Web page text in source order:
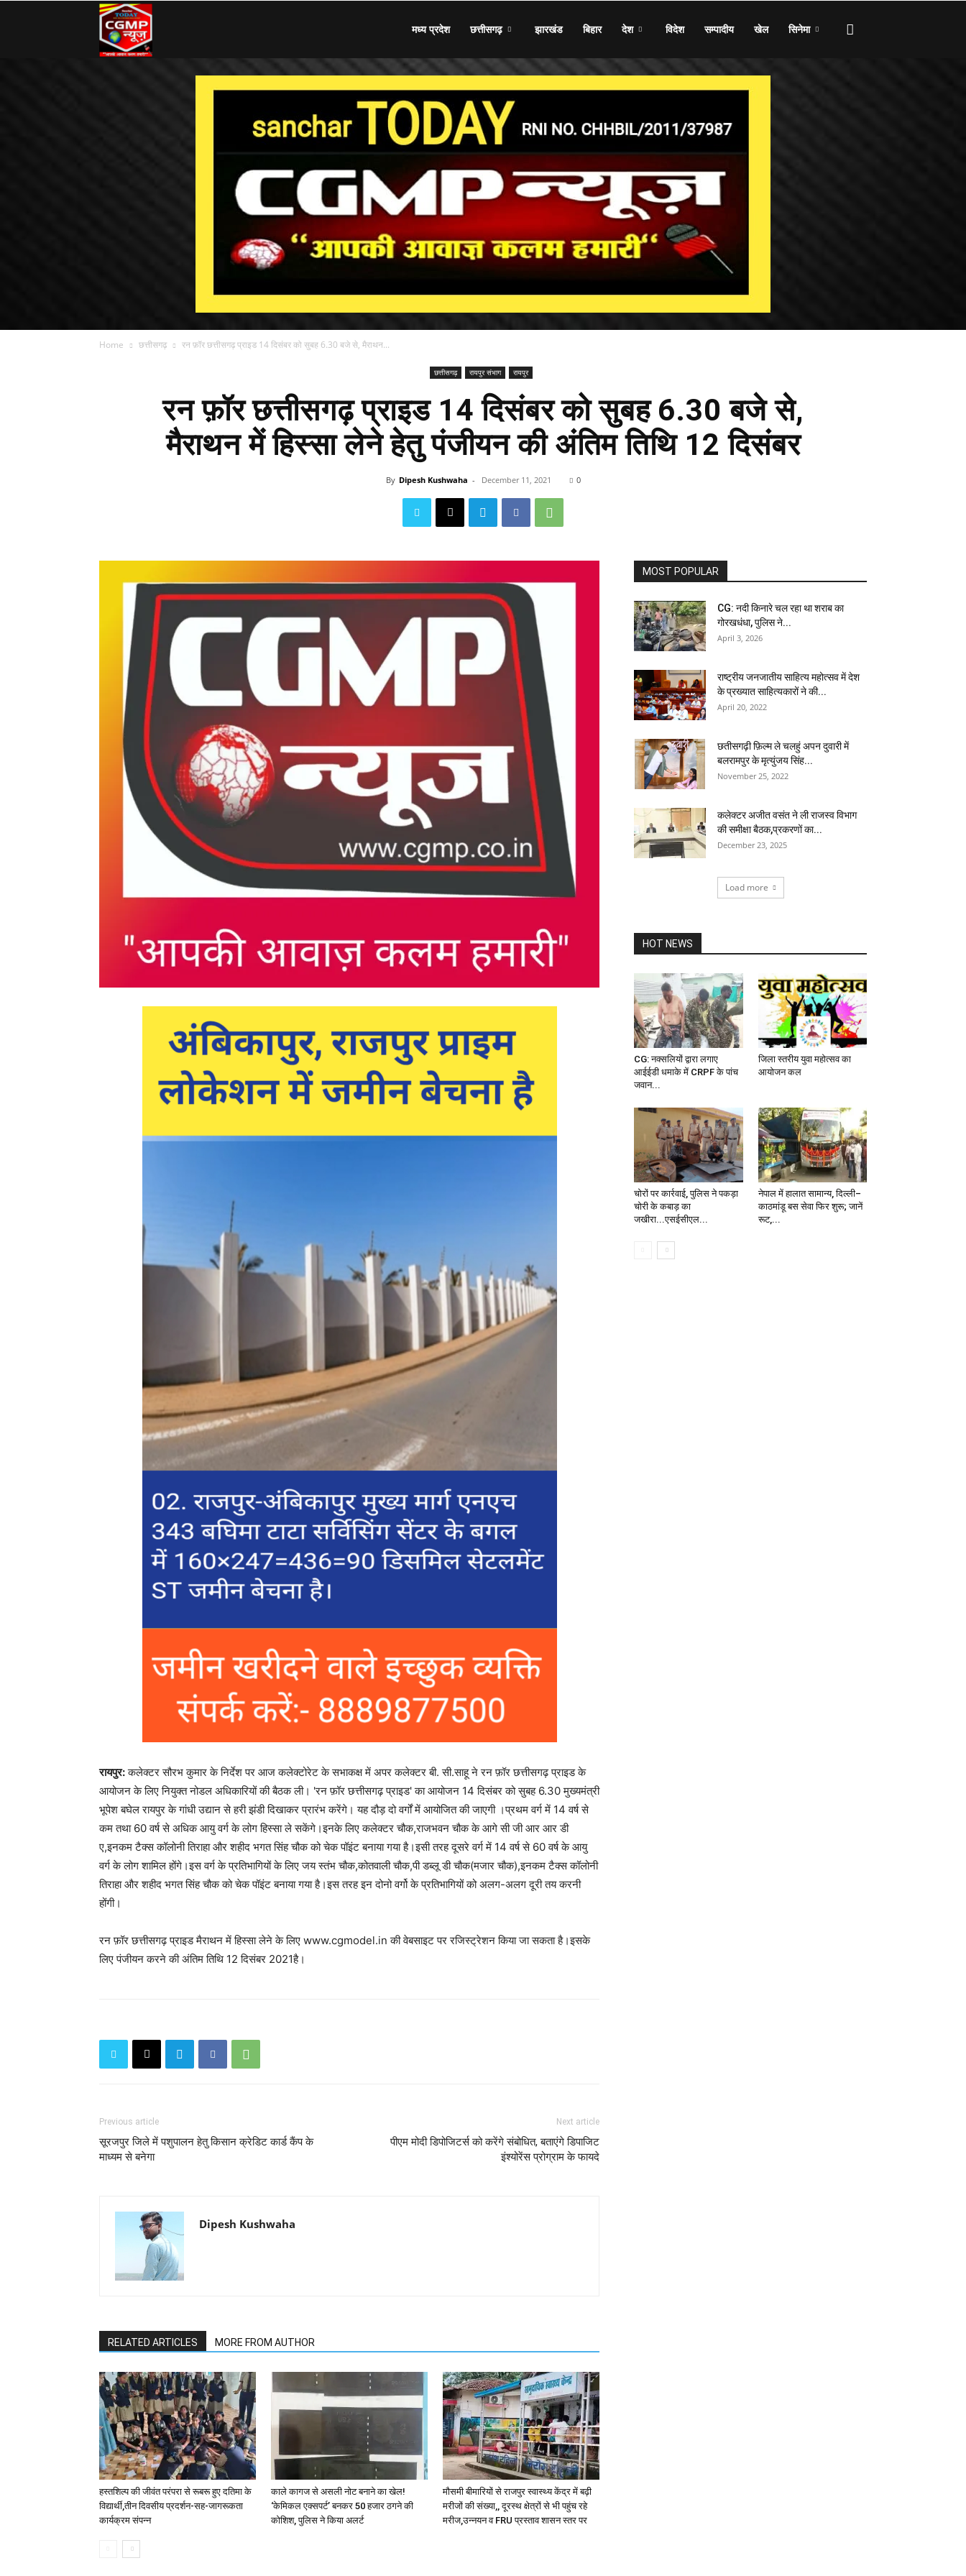
मध्य प्रदेश छत्तीसगढ़ झारखंड बिहार देश विदेश सम्पादीय खेल सिनेमा
Home छत्तीसगढ़ रन फ़ॉर छत्तीसगढ़ प्राइड 14 दिसंबर को सुबह 6.30 बजे से, मैराथन...
छत्तीसगढ़ रायपुर संभाग रायपुर
रन फ़ॉर छत्तीसगढ़ प्राइड 14 दिसंबर को सुबह 6.30 बजे से,
मैराथन में हिस्सा लेने हेतु पंजीयन की अंतिम तिथि 12 दिसंबर
By Dipesh Kushwaha - December 11, 2021 0
रायपुर:कलेक्टर सौरभ कुमार के निर्देश पर आज कलेक्टोरेट के सभाकक्ष में अपर कलेक्टर बी. सी.साहू ने रन फ़ॉर छत्तीसगढ़ प्राइड के
आयोजन के लिए नियुक्त नोडल अधिकारियों की बैठक ली। 'रन फ़ॉर छत्तीसगढ़ प्राइड' का आयोजन 14 दिसंबर को सुबह 6.30 मुख्यमंत्री
भूपेश बघेल रायपुर के गांधी उद्यान से हरी झंडी दिखाकर प्रारंभ करेंगे। यह दौड़ दो वर्गों में आयोजित की जाएगी ।प्रथम वर्ग में 14 वर्ष से
कम तथा 60 वर्ष से अधिक आयु वर्ग के लोग हिस्सा ले सकेंगे।इनके लिए कलेक्टर चौक,राजभवन चौक के आगे सी जी आर आर डी
ए,इनकम टैक्स कॉलोनी तिराहा और शहीद भगत सिंह चौक को चेक पॉइंट बनाया गया है।इसी तरह दूसरे वर्ग में 14 वर्ष से 60 वर्ष के आयु
वर्ग के लोग शामिल होंगे।इस वर्ग के प्रतिभागियों के लिए जय स्तंभ चौक,कोतवाली चौक,पी डब्लू डी चौक(मजार चौक),इनकम टैक्स कॉलोनी
तिराहा और शहीद भगत सिंह चौक को चेक पॉइंट बनाया गया है।इस तरह इन दोनो वर्गो के प्रतिभागियों को अलग-अलग दूरी तय करनी
होंगी।
रन फ़ॉर छत्तीसगढ़ प्राइड मैराथन में हिस्सा लेने के लिए www.cgmodel.in की वेबसाइट पर रजिस्ट्रेशन किया जा सकता है।इसके
लिए पंजीयन करने की अंतिम तिथि 12 दिसंबर 2021है।
Previous article
सूरजपुर जिले में पशुपालन हेतु किसान क्रेडिट कार्ड कैंप के
माध्यम से बनेगा
Next article
पीएम मोदी डिपोजिटर्स को करेंगे संबोधित, बताएंगे डिपाजिट
इंश्योरेंस प्रोग्राम के फायदे
Dipesh Kushwaha
RELATED ARTICLES MORE FROM AUTHOR
हस्तशिल्प की जीवंत परंपरा से रूबरू हुए दतिमा के
विद्यार्थी,तीन दिवसीय प्रदर्शन-सह-जागरूकता
कार्यक्रम संपन्न
काले कागज से असली नोट बनाने का खेल!
‘केमिकल एक्सपर्ट’ बनकर 50 हजार ठगने की
कोशिश, पुलिस ने किया अलर्ट
मौसमी बीमारियों से राजपुर स्वास्थ्य केंद्र में बढ़ी
मरीजों की संख्या,, दूरस्थ क्षेत्रों से भी पहुंच रहे
मरीज,उन्नयन व FRU प्रस्ताव शासन स्तर पर
MOST POPULAR
CG: नदी किनारे चल रहा था शराब का
गोरखधंधा, पुलिस ने...
April 3, 2026
राष्ट्रीय जनजातीय साहित्य महोत्सव में देश
के प्रख्यात साहित्यकारों ने की...
April 20, 2022
छतीसगढ़ी फ़िल्म ले चलहुं अपन दुवारी में
बलरामपुर के मृत्युंजय सिंह...
November 25, 2022
कलेक्टर अजीत वसंत ने ली राजस्व विभाग
की समीक्षा बैठक,प्रकरणों का...
December 23, 2025
Load more
HOT NEWS
CG: नक्सलियों द्वारा लगाए
आईईडी धमाके में CRPF के पांच
जवान...
जिला स्तरीय युवा महोत्सव का
आयोजन कल
चोरों पर कार्रवाई, पुलिस ने पकड़ा
चोरी के कबाड़ का
जखीरा...एसईसीएल...
नेपाल में हालात सामान्य, दिल्ली–
काठमांडू बस सेवा फिर शुरू; जानें
रूट,...